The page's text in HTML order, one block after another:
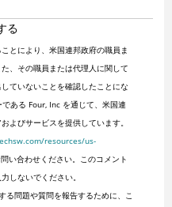
る
とにより、米国連邦政府の職員ま
、その職員または代理人に関して
ていないことを確認したことにな
ある Four, Inc を通じて、米国連
よびサービスを提供しています。
resources/us-
い合わせください。このコメント
しないでください。
る問題や質問を報告するために、こ